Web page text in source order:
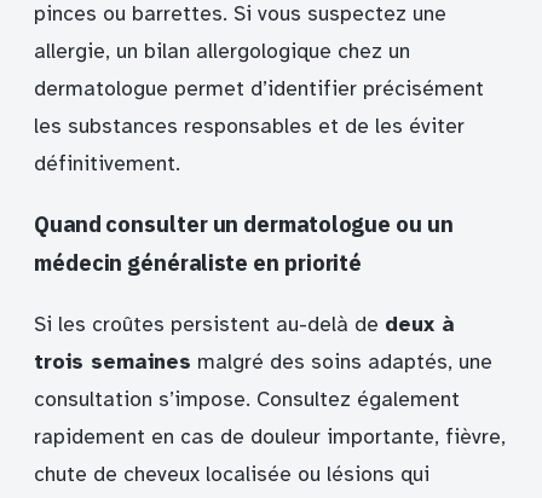
pinces ou barrettes. Si vous suspectez une
allergie, un bilan allergologique chez un
dermatologue permet d’identifier précisément
les substances responsables et de les éviter
définitivement.
Quand consulter un dermatologue ou un
médecin généraliste en priorité
Si les croûtes persistent au-delà de deux à
trois semaines malgré des soins adaptés, une
consultation s’impose. Consultez également
rapidement en cas de douleur importante, fièvre,
chute de cheveux localisée ou lésions qui